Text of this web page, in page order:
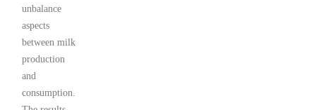
unbalance
aspects
between milk
production
and
consumption.